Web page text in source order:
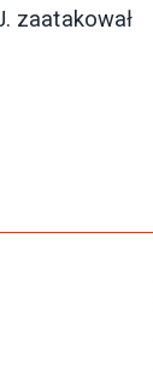
zaatakował